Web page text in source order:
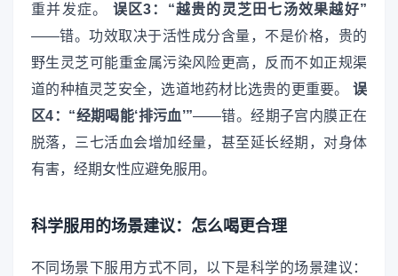
重并发症。 误区3：“越贵的灵芝田七汤效果越好”
——错。功效取决于活性成分含量，不是价格，贵的
野生灵芝可能重金属污染风险更高，反而不如正规渠
道的种植灵芝安全，选道地药材比选贵的更重要。 误
区4：“经期喝能‘排污血’”——错。经期子宫内膜正在
脱落，三七活血会增加经量，甚至延长经期，对身体
有害，经期女性应避免服用。
科学服用的场景建议：怎么喝更合理
不同场景下服用方式不同，以下是科学的场景建议：